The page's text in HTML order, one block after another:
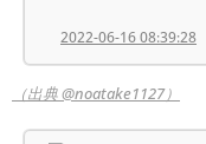
2022-06-16 08:39:28
（出典 @noatake1127）